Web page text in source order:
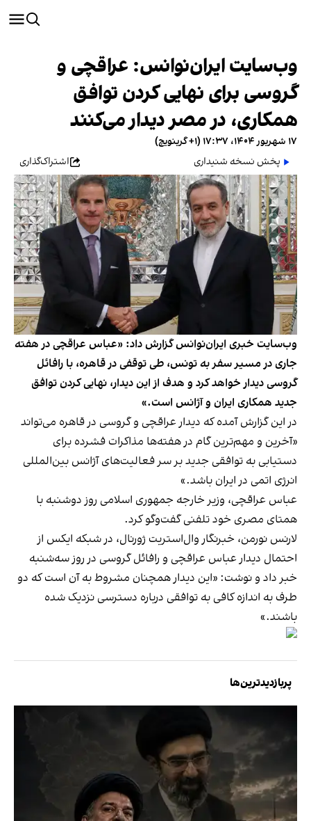
وب‌سایت ایران‌نوانس: عراقچی و
گروسی برای نهایی کردن توافق
همکاری، در مصر دیدار می‌کنند
۱۷ شهریور ۱۴۰۴، ۱۷:۳۷ (‎+۱ گرینویچ)
پخش نسخه شنیداری
اشتراک‌گذاری
وب‌سایت خبری ایران‌نوانس گزارش داد: «عباس عراقچی در هفته
جاری در مسیر سفر به تونس، طی توقفی در قاهره، با رافائل
گروسی دیدار خواهد کرد و هدف از این دیدار، نهایی کردن توافق
جدید همکاری ایران و آژانس است.»
در این گزارش آمده که دیدار عراقچی و گروسی در قاهره می‌تواند
«آخرین و مهم‌ترین گام در هفته‌ها مذاکرات فشرده برای
دستیابی به توافقی جدید بر سر فعالیت‌های آژانس بین‌المللی
انرژی اتمی در ایران باشد.»
عباس عراقچی، وزیر خارجه جمهوری اسلامی روز دوشنبه با
همتای مصری خود تلفنی گفت‌وگو کرد.
لارنس نورمن، خبرنگار وال‌استریت ژورنال، در شبکه ایکس از
احتمال دیدار عباس عراقچی و رافائل گروسی در روز سه‌شنبه
خبر داد و نوشت: «این دیدار همچنان مشروط به آن است که دو
طرف به اندازه کافی به توافقی درباره دسترسی نزدیک شده
باشند.»
پربازدیدترین‌ها